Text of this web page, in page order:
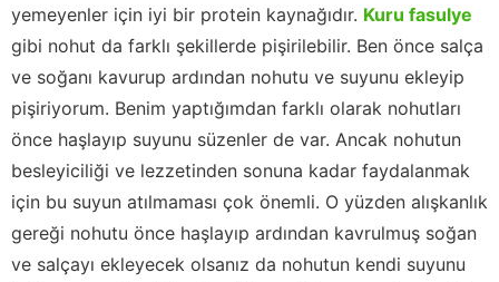
yemeyenler için iyi bir protein kaynağıdır. Kuru fasulye
gibi nohut da farklı şekillerde pişirilebilir. Ben önce salça
ve soğanı kavurup ardından nohutu ve suyunu ekleyip
pişiriyorum. Benim yaptığımdan farklı olarak nohutları
önce haşlayıp suyunu süzenler de var. Ancak nohutun
besleyiciliği ve lezzetinden sonuna kadar faydalanmak
için bu suyun atılmaması çok önemli. O yüzden alışkanlık
gereği nohutu önce haşlayıp ardından kavrulmuş soğan
ve salçayı ekleyecek olsanız da nohutun kendi suyunu